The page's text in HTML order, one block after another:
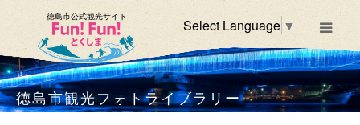
徳島市公式観光サイト Select Language ▼
徳島市観光フォトライブラリー